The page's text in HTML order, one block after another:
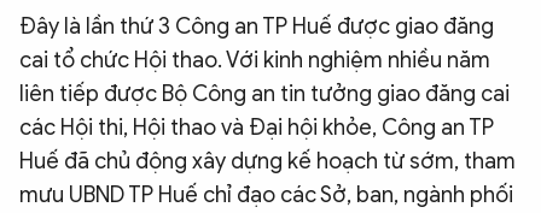
Đây là lần thứ 3 Công an TP Huế được giao đăng
cai tổ chức Hội thao. Với kinh nghiệm nhiều năm
liên tiếp được Bộ Công an tin tưởng giao đăng cai
các Hội thi, Hội thao và Đại hội khỏe, Công an TP
Huế đã chủ động xây dựng kế hoạch từ sớm, tham
mưu UBND TP Huế chỉ đạo các Sở, ban, ngành phối